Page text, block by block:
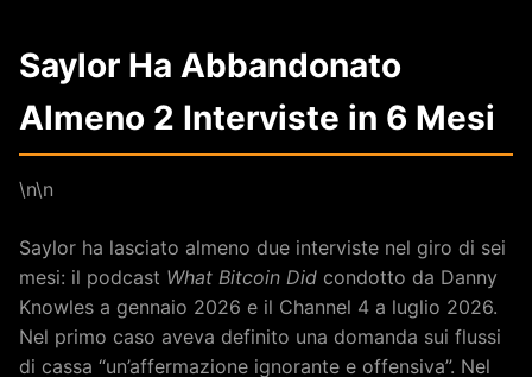
Saylor Ha Abbandonato
Almeno 2 Interviste in 6 Mesi
\n\n
Saylor ha lasciato almeno due interviste nel giro di sei
mesi: il podcast What Bitcoin Did condotto da Danny
Knowles a gennaio 2026 e il Channel 4 a luglio 2026.
Nel primo caso aveva definito una domanda sui flussi
di cassa “un’affermazione ignorante e offensiva”. Nel